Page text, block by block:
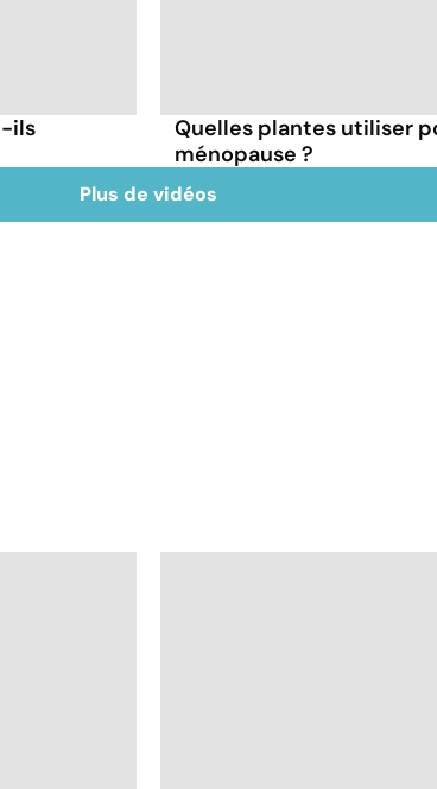
ils
Quelles plantes utiliser
ménopause ?
Plus de vidéos